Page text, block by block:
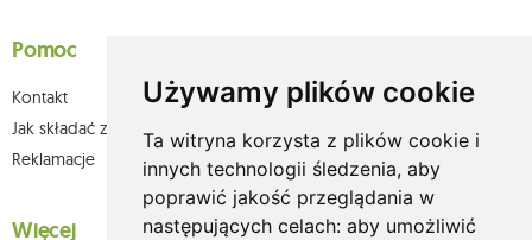
Używamy plików cookie
Ta witryna korzysta z plików cookie i
innych technologii śledzenia, aby
poprawić jakość przeglądania w
następujących celach: aby umożliwić
Pomoc
Kontakt
Jak składać zamówienia w sklepie olium.pl?
Reklamacje
Więcej